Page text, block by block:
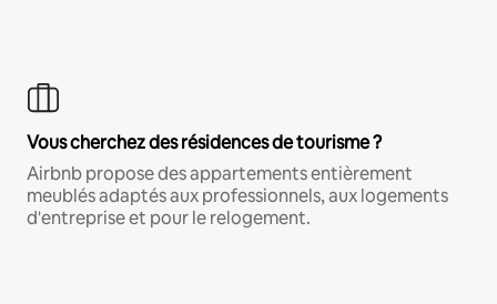
Vous cherchez des résidences de tourisme ?
Airbnb propose des appartements entièrement
meublés adaptés aux professionnels, aux logements
d'entreprise et pour le relogement.